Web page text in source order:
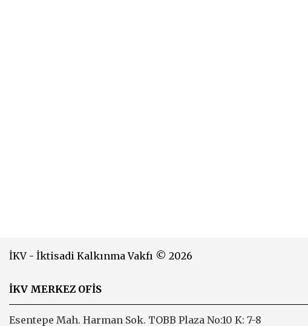
İKV - İktisadi Kalkınma Vakfı © 2026
İKV MERKEZ OFİS
Esentepe Mah. Harman Sok. TOBB Plaza No:10 K: 7-8